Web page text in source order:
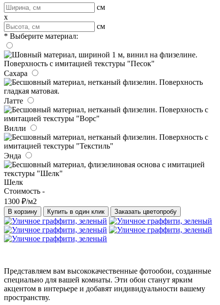
см
x
см
* Выберите материал:
Сахара
Латте
Вилли
Энда
Шелк
Стоимость -
1300 ₽/м2
В корзину Купить в один клик Заказать цветопробу
Представляем вам высококачественные фотообои, созданные
специально для вашей комнаты. Эти обои станут ярким
акцентом в интерьере и добавят индивидуальности вашему
пространству.